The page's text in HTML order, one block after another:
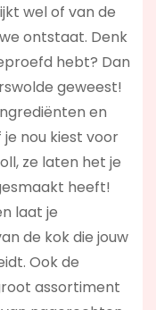
wel of van de
ontstaat. Denk
hebt? Dan
geweest!
en
nou kiest voor
ze laten het je
heeft!
laat je
de kok die jouw
Ook de
assortiment